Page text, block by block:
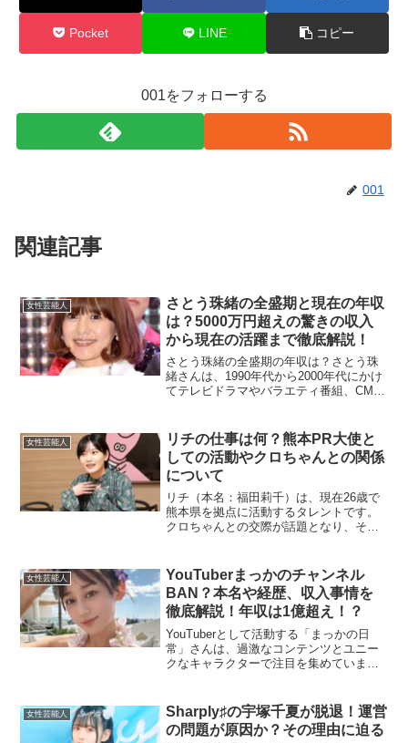
Pocket LINE コピー
001をフォローする
001
関連記事
女性芸能人
さとう珠緒の全盛期と現在の年収
は？5000万円超えの驚きの収入
から現在の活躍まで徹底解説！
さとう珠緒の全盛期の年収は？さとう珠
緒さんは、1990年代から2000年代にかけ
てテレビドラマやバラエティ番組、CM出
クターは、幅広い層の視聴者を魅了し、
多くの企業からも...
女性芸能人
リチの仕事は何？熊本PR大使と
しての活動やクロちゃんとの関係
について
リチ（本名：福田莉千）は、現在26歳で
熊本県を拠点に活動するタレントです。
クロちゃんとの交際が話題となり、その
り、地元への愛情を感じさせる活動を行
っています。リチの仕...
女性芸能人
YouTuberまっかのチャンネル
BAN？本名や経歴、収入事情を
徹底解説！年収は1億超え！？
YouTuberとして活動する「まっかの日
常」さんは、過激なコンテンツとユニー
クなキャラクターで注目を集めていま
いてご紹介します。まっかのチャンネル
はBANされたの？...
女性芸能人
Sharply♯の宇塚千夏が脱退！運営
の問題が原因か？その理由に迫る